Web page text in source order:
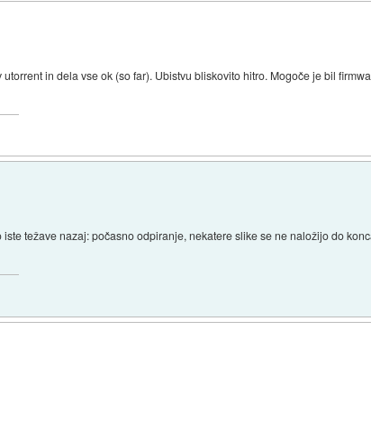
in dela vse ok (so far). Ubistvu bliskovito hitro. Mogoče je bil
težave nazaj: počasno odpiranje, nekatere slike se ne naložijo do